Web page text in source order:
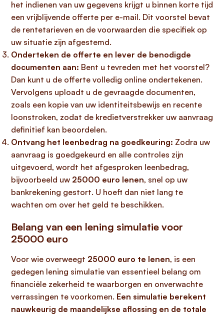
het indienen van uw gegevens krijgt u binnen korte tijd
een vrijblijvende offerte per e-mail. Dit voorstel bevat
de rentetarieven en de voorwaarden die specifiek op
uw situatie zijn afgestemd.
Onderteken de offerte en lever de benodigde
documenten aan: Bent u tevreden met het voorstel?
Dan kunt u de offerte volledig online ondertekenen.
Vervolgens uploadt u de gevraagde documenten,
zoals een kopie van uw identiteitsbewijs en recente
loonstroken, zodat de kredietverstrekker uw aanvraag
definitief kan beoordelen.
Ontvang het leenbedrag na goedkeuring: Zodra uw
aanvraag is goedgekeurd en alle controles zijn
uitgevoerd, wordt het afgesproken leenbedrag,
bijvoorbeeld uw 25000 euro lenen, snel op uw
bankrekening gestort. U hoeft dan niet lang te
wachten om over het geld te beschikken.
Belang van een lening simulatie voor
25000 euro
Voor wie overweegt 25000 euro te lenen, is een
gedegen lening simulatie van essentieel belang om
financiële zekerheid te waarborgen en onverwachte
verrassingen te voorkomen. Een simulatie berekent
nauwkeurig de maandelijkse aflossing en de totale